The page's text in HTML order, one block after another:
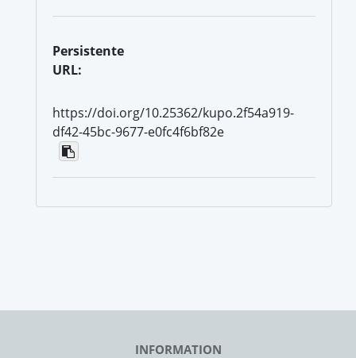
Persistente
URL:
https://doi.org/10.25362/kupo.2f54a919-
df42-45bc-9677-e0fc4f6bf82e
INFORMATION